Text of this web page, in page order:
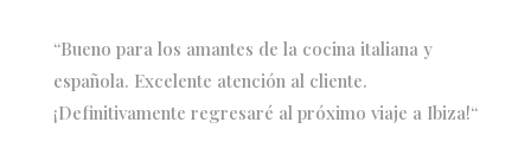
“Bueno para los amantes de la cocina italiana y
española. Excelente atención al cliente.
¡Definitivamente regresaré al próximo viaje a Ibiza!“